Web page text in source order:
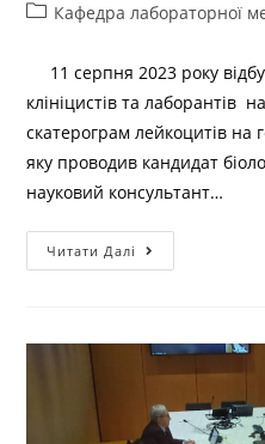
Кафедра лабораторної
11 серпня 2023 року
клініцистів та лаборантів
скатерограм лейкоцитів на
яку проводив кандидат
науковий консультант…
Читати Далі